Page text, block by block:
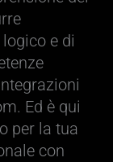
e di
Ed è qui
per la tua
con